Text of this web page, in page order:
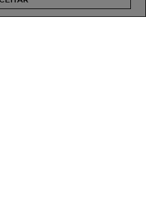
Em até 2x de R$ 102,45 sem
juros